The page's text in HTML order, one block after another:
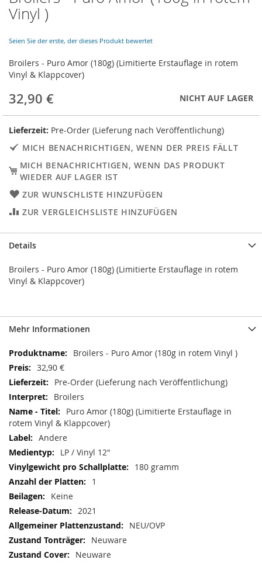
to
the
of
images
gallery
Vinyl )
Seien Sie der erste, der dieses Produkt bewertet
Broilers - Puro Amor (180g) (Limitierte Erstauflage in rotem
Vinyl & Klappcover)
32,90 € NICHT AUF LAGER
Lieferzeit: Pre-Order (Lieferung nach Veröffentlichung)
MICH BENACHRICHTIGEN, WENN DER PREIS FÄLLT
MICH BENACHRICHTIGEN, WENN DAS PRODUKT
WIEDER AUF LAGER IST
ZUR WUNSCHLISTE HINZUFÜGEN
ZUR VERGLEICHSLISTE HINZUFÜGEN
Details
Broilers - Puro Amor (180g) (Limitierte Erstauflage in rotem
Vinyl & Klappcover)
Mehr Informationen
Mehr
Informationen
Broilers - Puro Amor (180g in rotem Vinyl )
32,90 €
Pre-Order (Lieferung nach Veröffentlichung)
Broilers
Puro Amor (180g) (Limitierte Erstauflage in
rotem Vinyl & Klappcover)
Andere
LP / Vinyl 12"
180 gramm
1
Keine
2021
NEU/OVP
Neuware
Neuware